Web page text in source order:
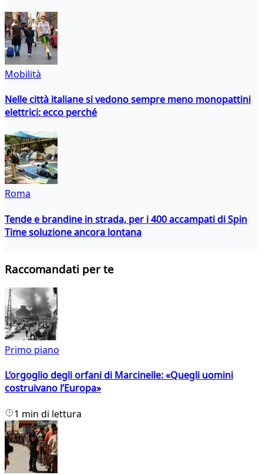
Mobilità
Nelle città italiane si vedono sempre meno monopattini
elettrici: ecco perché
Roma
Tende e brandine in strada, per i 400 accampati di Spin
Time soluzione ancora lontana
Raccomandati per te
Primo piano
L’orgoglio degli orfani di Marcinelle: «Quegli uomini
costruivano l’Europa»
1 min di lettura